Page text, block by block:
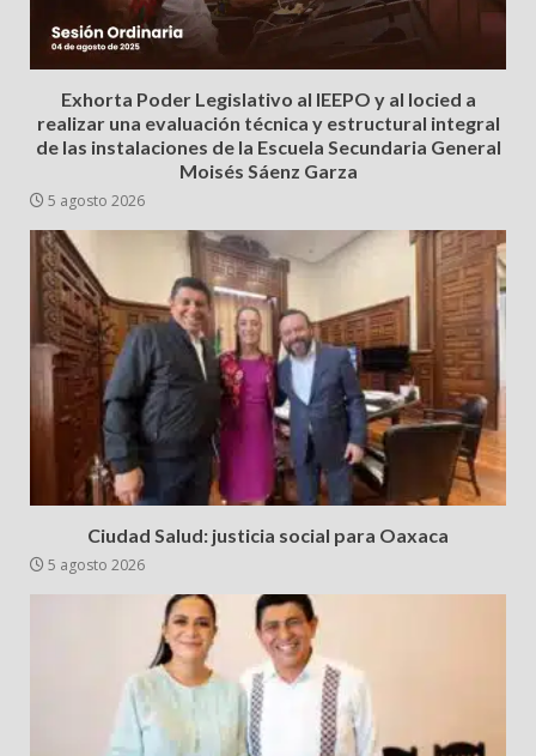
Exhorta Poder Legislativo al IEEPO y al Iocied a
realizar una evaluación técnica y estructural integral
de las instalaciones de la Escuela Secundaria General
Moisés Sáenz Garza
5 agosto 2026
Ciudad Salud: justicia social para Oaxaca
5 agosto 2026